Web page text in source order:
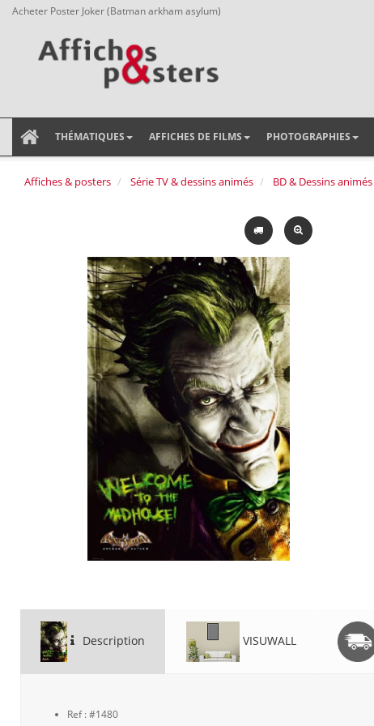
Acheter Poster Joker (Batman arkham asylum)
THÉMATIQUES AFFICHES DE FILMS PHOTOGRAPHIES
Affiches & posters Série TV & dessins animés BD & Dessins animés
Description VISUWALL
Ref : #1480